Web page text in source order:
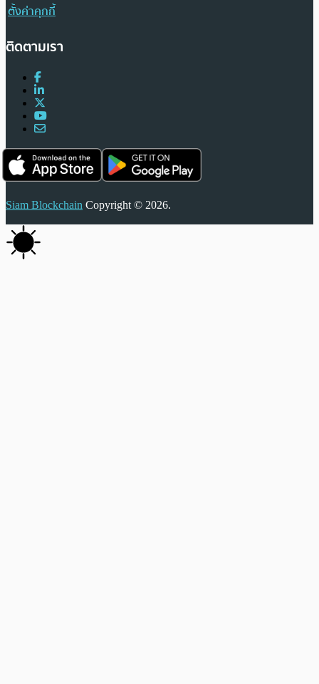
ตั้งค่าคุกกี้
ติดตามเรา
Siam Blockchain Copyright © 2026.